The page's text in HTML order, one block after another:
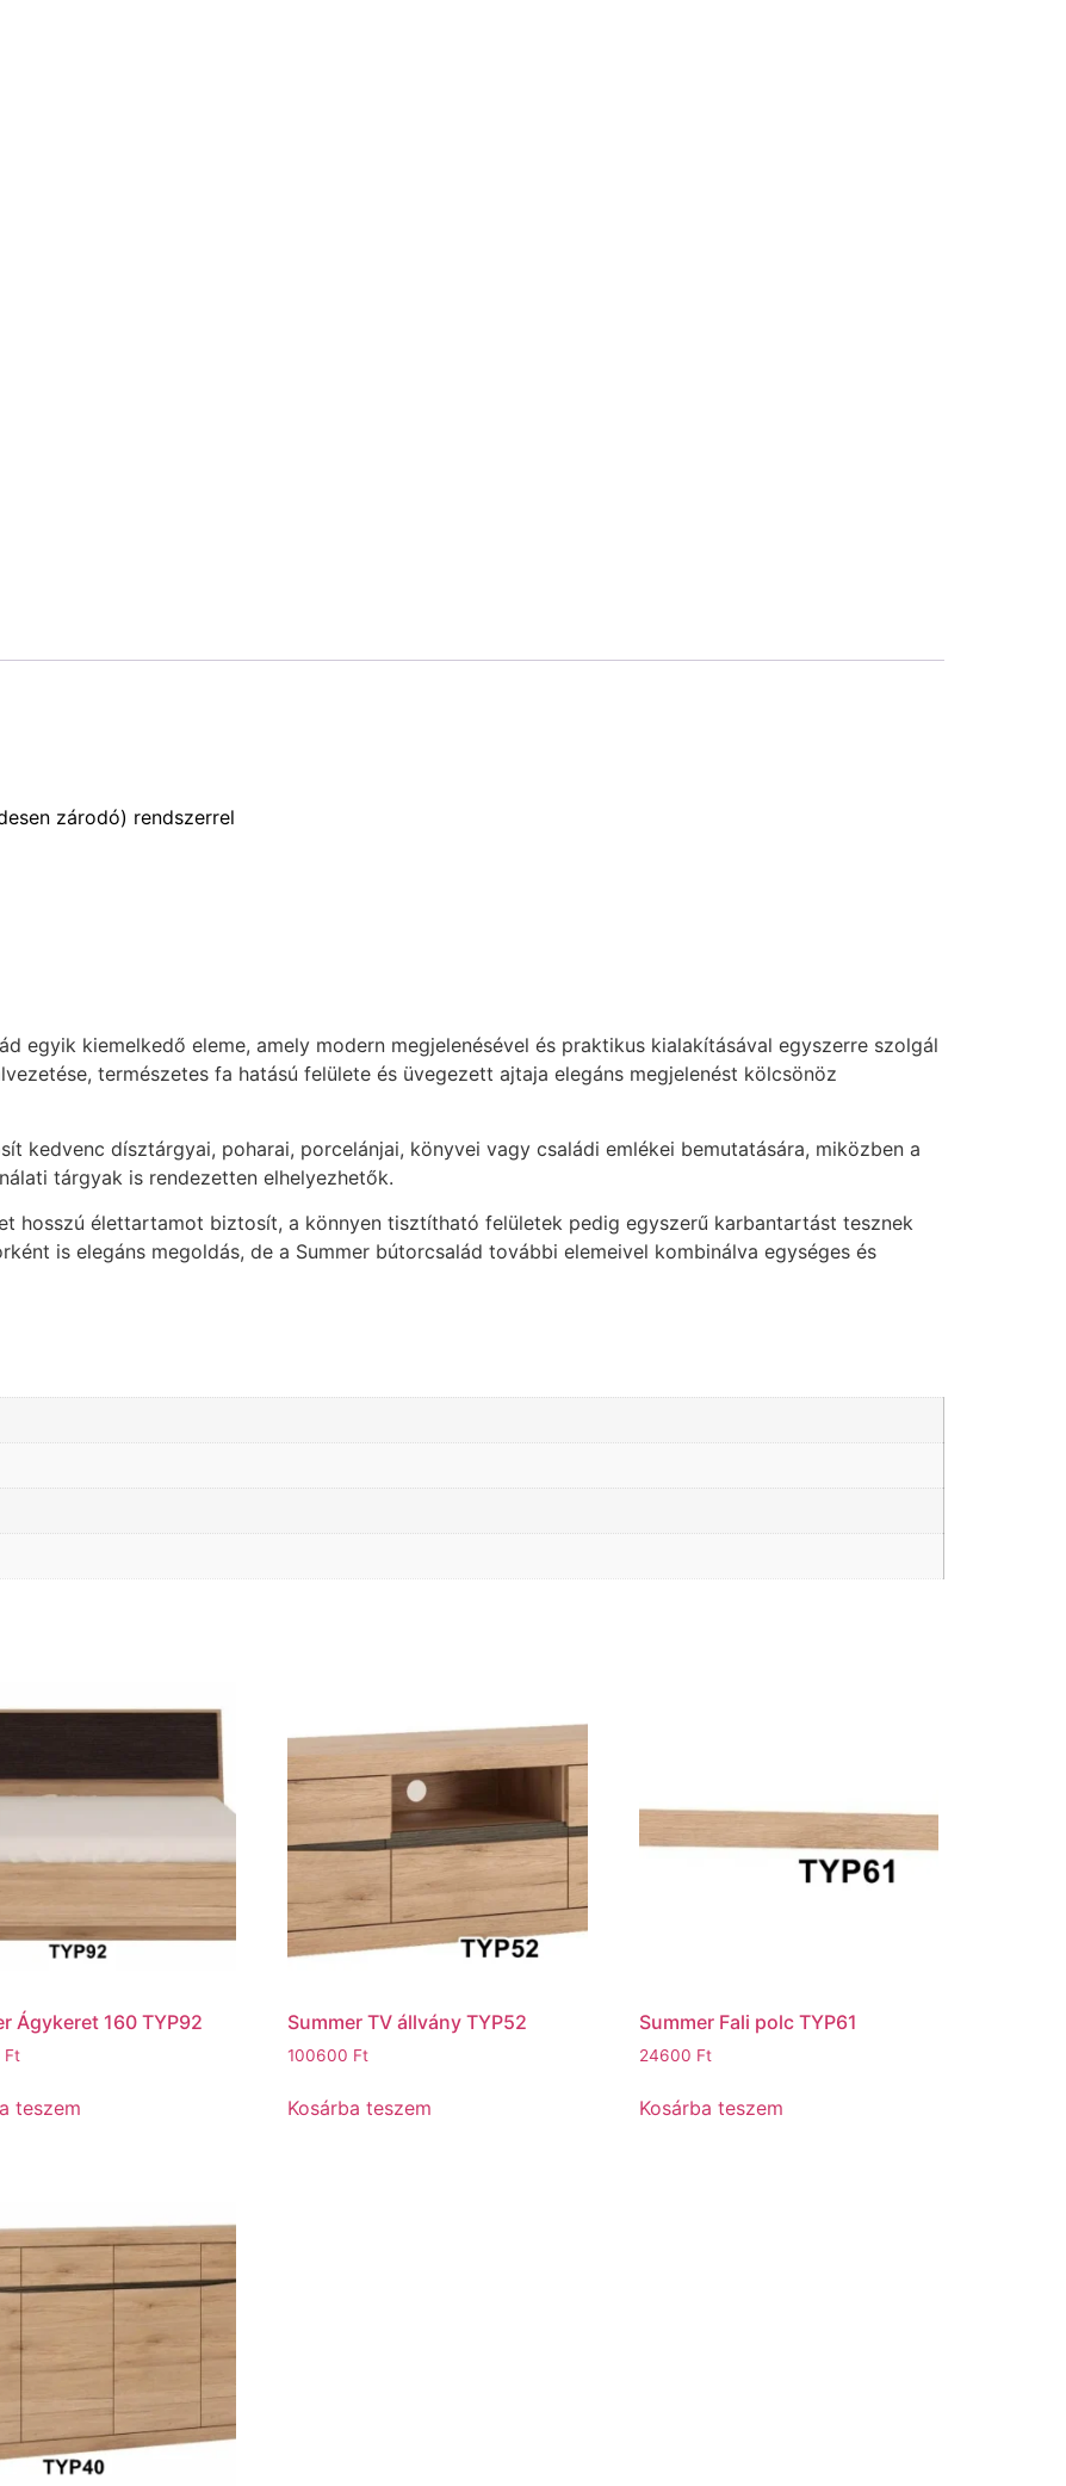
zárodó) rendszerrel
egyik kiemelkedő eleme, amely modern megjelenésével és praktikus kialakításával egyszerre szolgál
természetes fa hatású felülete és üvegezett ajtaja elegáns megjelenést kölcsönöz
kedvenc dísztárgyai, poharai, porcelánjai, könyvei vagy családi emlékei bemutatására, miközben a
tárgyak is rendezetten elhelyezhetők.
hosszú élettartamot biztosít, a könnyen tisztítható felületek pedig egyszerű karbantartást tesznek
is elegáns megoldás, de a Summer bútorcsalád további elemeivel kombinálva egységes és
Ágykeret 160 TYP92
Ft
teszem
Summer TV állvány TYP52
100600 Ft
Kosárba teszem
Summer Fali polc TYP61
24600 Ft
Kosárba teszem